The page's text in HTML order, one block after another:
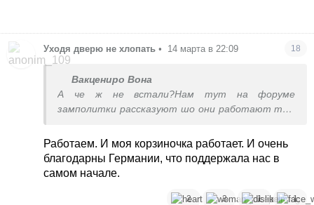
Уходя дверю не хлопать • 14 марта в 22:09 18
Вакцениро Вона
А че ж не встали?Нам тут на форуме
замполитки рассказуют шо они работают там
Работаем. И моя корзиночка работает. И очень
благодарны Германии, что поддержала нас в
самом начале.
2 3 1 1